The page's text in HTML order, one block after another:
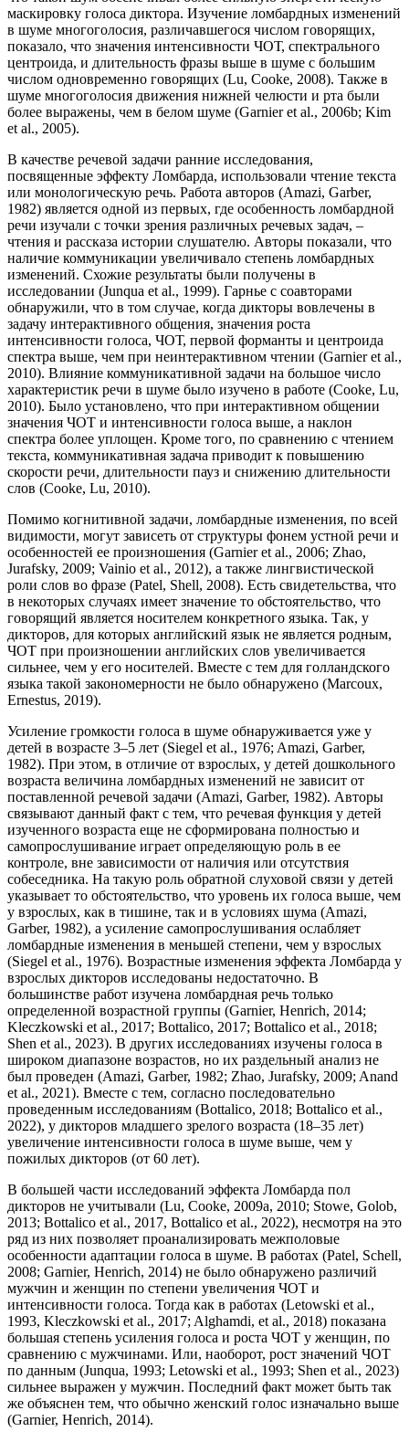
маскировку голоса диктора. Изучение ломбардных изменений
в шуме многоголосия, различавшегося числом говорящих,
показало, что значения интенсивности ЧОТ, спектрального
центроида, и длительность фразы выше в шуме с большим
числом одновременно говорящих (Lu, Cooke, 2008). Также в
шуме многоголосия движения нижней челюсти и рта были
более выражены, чем в белом шуме (Garnier et al., 2006b; Kim
et al., 2005).
В качестве речевой задачи ранние исследования,
посвященные эффекту Ломбарда, использовали чтение текста
или монологическую речь. Работа авторов (Amazi, Garber,
1982) является одной из первых, где особенность ломбардной
речи изучали с точки зрения различных речевых задач, –
чтения и рассказа истории слушателю. Авторы показали, что
наличие коммуникации увеличивало степень ломбардных
изменений. Схожие результаты были получены в
исследовании (Junqua et al., 1999). Гарнье с соавторами
обнаружили, что в том случае, когда дикторы вовлечены в
задачу интерактивного общения, значения роста
интенсивности голоса, ЧОТ, первой форманты и центроида
спектра выше, чем при неинтерактивном чтении (Garnier et al.,
2010). Влияние коммуникативной задачи на большое число
характеристик речи в шуме было изучено в работе (Cooke, Lu,
2010). Было установлено, что при интерактивном общении
значения ЧОТ и интенсивности голоса выше, а наклон
спектра более уплощен. Кроме того, по сравнению с чтением
текста, коммуникативная задача приводит к повышению
скорости речи, длительности пауз и снижению длительности
слов (Cooke, Lu, 2010).
Помимо когнитивной задачи, ломбардные изменения, по всей
видимости, могут зависеть от структуры фонем устной речи и
особенностей ее произношения (Garnier et al., 2006; Zhao,
Jurafsky, 2009; Vainio et al., 2012), а также лингвистической
роли слов во фразе (Patel, Shell, 2008). Есть свидетельства, что
в некоторых случаях имеет значение то обстоятельство, что
говорящий является носителем конкретного языка. Так, у
дикторов, для которых английский язык не является родным,
ЧОТ при произношении английских слов увеличивается
сильнее, чем у его носителей. Вместе с тем для голландского
языка такой закономерности не было обнаружено (Marcoux,
Ernestus, 2019).
Усиление громкости голоса в шуме обнаруживается уже у
детей в возрасте 3–5 лет (Siegel et al., 1976; Amazi, Garber,
1982). При этом, в отличие от взрослых, у детей дошкольного
возраста величина ломбардных изменений не зависит от
поставленной речевой задачи (Amazi, Garber, 1982). Авторы
связывают данный факт с тем, что речевая функция у детей
изученного возраста еще не сформирована полностью и
самопрослушивание играет определяющую роль в ее
контроле, вне зависимости от наличия или отсутствия
собеседника. На такую роль обратной слуховой связи у детей
указывает то обстоятельство, что уровень их голоса выше, чем
у взрослых, как в тишине, так и в условиях шума (Amazi,
Garber, 1982), а усиление самопрослушивания ослабляет
ломбардные изменения в меньшей степени, чем у взрослых
(Siegel et al., 1976). Возрастные изменения эффекта Ломбарда у
взрослых дикторов исследованы недостаточно. В
большинстве работ изучена ломбардная речь только
определенной возрастной группы (Garnier, Henrich, 2014;
Kleczkowski et al., 2017; Bottalico, 2017; Bottalico et al., 2018;
Shen et al., 2023). В других исследованиях изучены голоса в
широком диапазоне возрастов, но их раздельный анализ не
был проведен (Amazi, Garber, 1982; Zhao, Jurafsky, 2009; Anand
et al., 2021). Вместе с тем, согласно последовательно
проведенным исследованиям (Bottalico, 2018; Bottalico et al.,
2022), у дикторов младшего зрелого возраста (18–35 лет)
увеличение интенсивности голоса в шуме выше, чем у
пожилых дикторов (от 60 лет).
В большей части исследований эффекта Ломбарда пол
дикторов не учитывали (Lu, Cooke, 2009a, 2010; Stowe, Golob,
2013; Bottalico et al., 2017, Bottalico et al., 2022), несмотря на это
ряд из них позволяет проанализировать межполовые
особенности адаптации голоса в шуме. В работах (Patel, Schell,
2008; Garnier, Henrich, 2014) не было обнаружено различий
мужчин и женщин по степени увеличения ЧОТ и
интенсивности голоса. Тогда как в работах (Letowski et al.,
1993, Kleczkowski et al., 2017; Alghamdi, et al., 2018) показана
большая степень усиления голоса и роста ЧОТ у женщин, по
сравнению с мужчинами. Или, наоборот, рост значений ЧОТ
по данным (Junqua, 1993; Letowski et al., 1993; Shen et al., 2023)
сильнее выражен у мужчин. Последний факт может быть так
же объяснен тем, что обычно женский голос изначально выше
(Garnier, Henrich, 2014).